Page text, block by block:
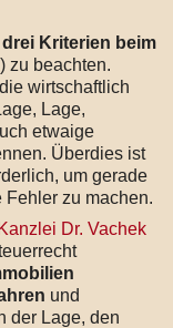
drei Kriterien beim
zu beachten.
wirtschaftlich
Lage,
etwaige
Überdies ist
um gerade
Fehler zu machen.
Kanzlei Dr. Vachek
und
der Lage, den